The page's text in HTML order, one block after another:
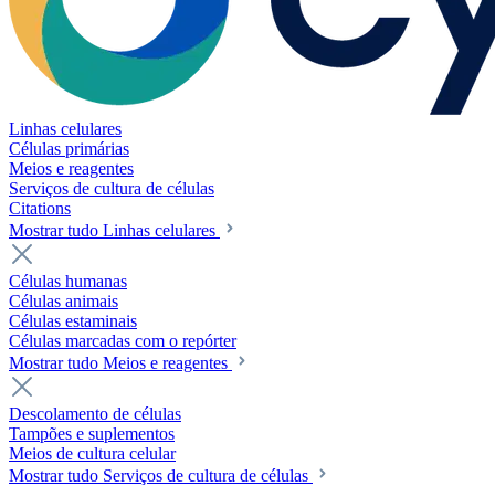
Linhas celulares
Células primárias
Meios e reagentes
Serviços de cultura de células
Citations
Mostrar tudo Linhas celulares
Células humanas
Células animais
Células estaminais
Células marcadas com o repórter
Mostrar tudo Meios e reagentes
Descolamento de células
Tampões e suplementos
Meios de cultura celular
Mostrar tudo Serviços de cultura de células